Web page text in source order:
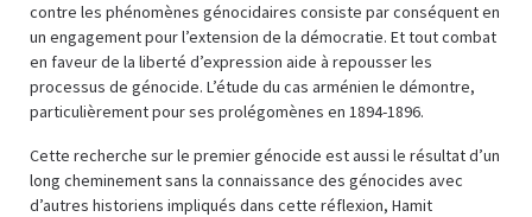
contre les phénomènes génocidaires consiste par conséquent en
un engagement pour l’extension de la démocratie. Et tout combat
en faveur de la liberté d’expression aide à repousser les
processus de génocide. L’étude du cas arménien le démontre,
particulièrement pour ses prolégomènes en 1894-1896.
Cette recherche sur le premier génocide est aussi le résultat d’un
long cheminement sans la connaissance des génocides avec
d’autres historiens impliqués dans cette réflexion, Hamit